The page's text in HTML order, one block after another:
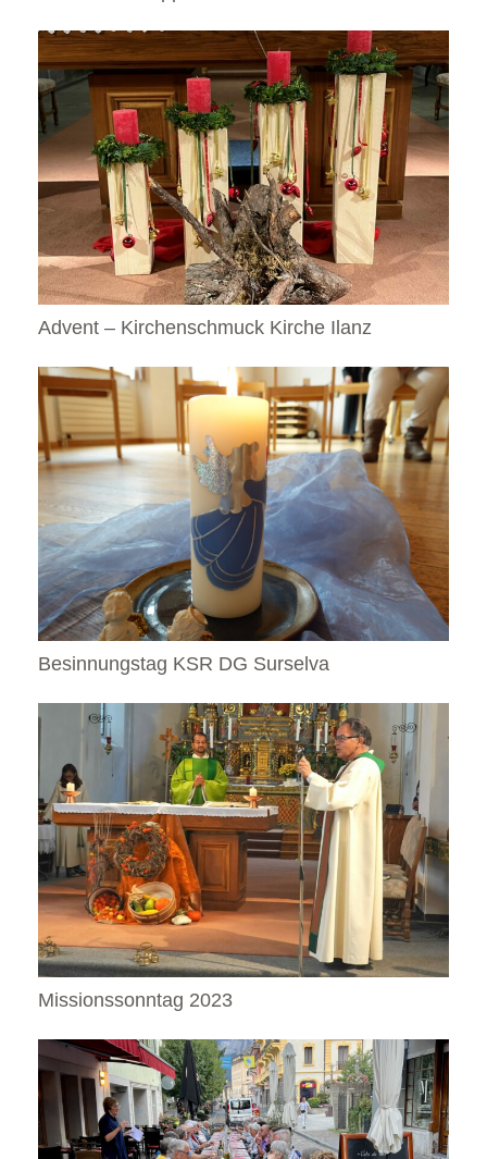
Advent – Kirchenschmuck Kirche Ilanz
Besinnungstag KSR DG Surselva
Missionssonntag 2023